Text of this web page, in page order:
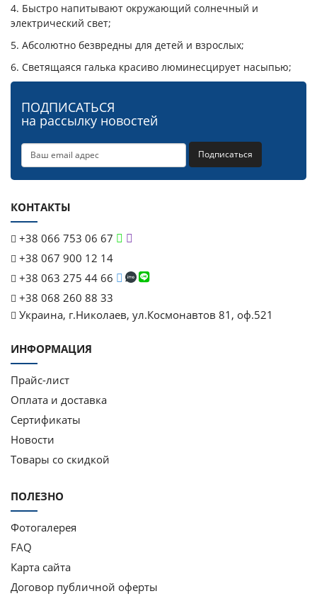
4. Быстро напитывают окружающий солнечный и
электрический свет;
5. Абсолютно безвредны для детей и взрослых;
6. Светящаяся галька красиво люминесцирует насыпью;
ПОДПИСАТЬСЯ
на рассылку новостей
Подписаться
КОНТАКТЫ
+38 066 753 06 67
+38 067 900 12 14
+38 063 275 44 66
+38 068 260 88 33
Украина, г.Николаев, ул.Космонавтов 81, оф.521
ИНФОРМАЦИЯ
Прайс-лист
Оплата и доставка
Сертификаты
Новости
Товары со скидкой
ПОЛЕЗНО
Фотогалерея
FAQ
Карта сайта
Договор публичной оферты